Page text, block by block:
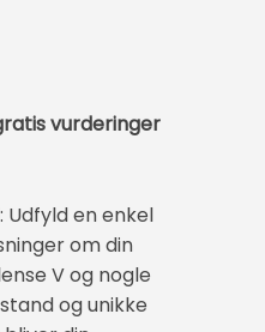
vurderinger
Udfyld en enkel
om din
V og nogle
og unikke